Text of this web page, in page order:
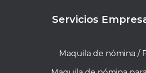
Servicios
Maquila de nómina /